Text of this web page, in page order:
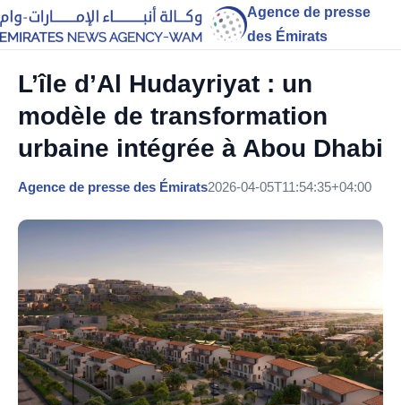
Agence de presse
des Émirats
L’île d’Al Hudayriyat : un
modèle de transformation
urbaine intégrée à Abou Dhabi
Agence de presse des Émirats2026-04-05T11:54:35+04:00